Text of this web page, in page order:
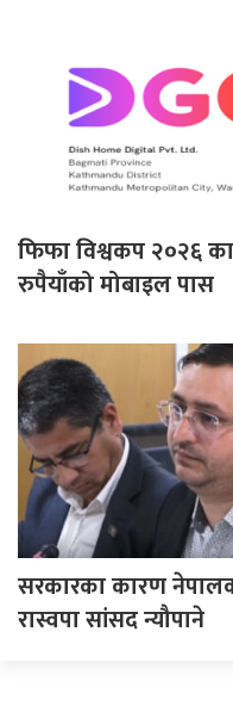
फिफा विश्वकप २०२६
रुपैयाँको मोबाइल पास
सरकारका कारण
रास्वपा सांसद न्यौपाने